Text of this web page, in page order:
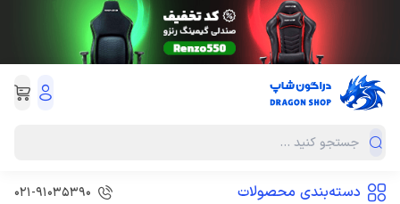
دسته‌بندی محصولات 021-91035390